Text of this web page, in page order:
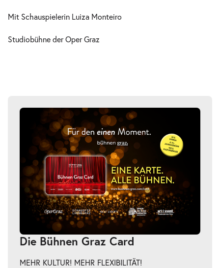
Sitzkissenkonzert »Ein Tag am
Strand«-
So.
18.10.2026
So. 18.10.2026
11:00–11:45 Uhr
Tickets
Mit Schauspielerin Luiza Monteiro
Studiobühne der Oper Graz
Die Bühnen Graz Card
MEHR KULTUR! MEHR FLEXIBILITÄT!